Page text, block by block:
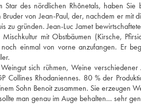
Star des nördlichen Rhônetals, haben
von Jean-Paul, der, nachdem er mit
zu gründen. Jean-Luc Jamet
mit Obstbäumen (Kirsche,
noch einmal von vorne anzufangen. Er
sich rühmen, Weine
Collines Rhodaniennes. 80 % der
Sohn Benoit zusammen. Sie erzeugen
man genau im Auge behalten... sehr